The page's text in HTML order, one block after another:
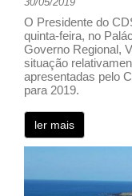
O Presidente do
quinta-feira, no
Governo Regional,
situação
apresentadas pelo
para 2019.
ler mais